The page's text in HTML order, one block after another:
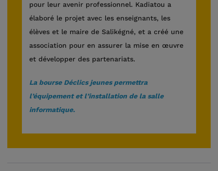
pour leur avenir professionnel. Kadiatou a
élaboré le projet avec les enseignants, les
élèves et le maire de Salikégné, et a créé une
association pour en assurer la mise en œuvre
et développer des partenariats.
La bourse Déclics jeunes permettra
l’équipement et l’installation de la salle
informatique.